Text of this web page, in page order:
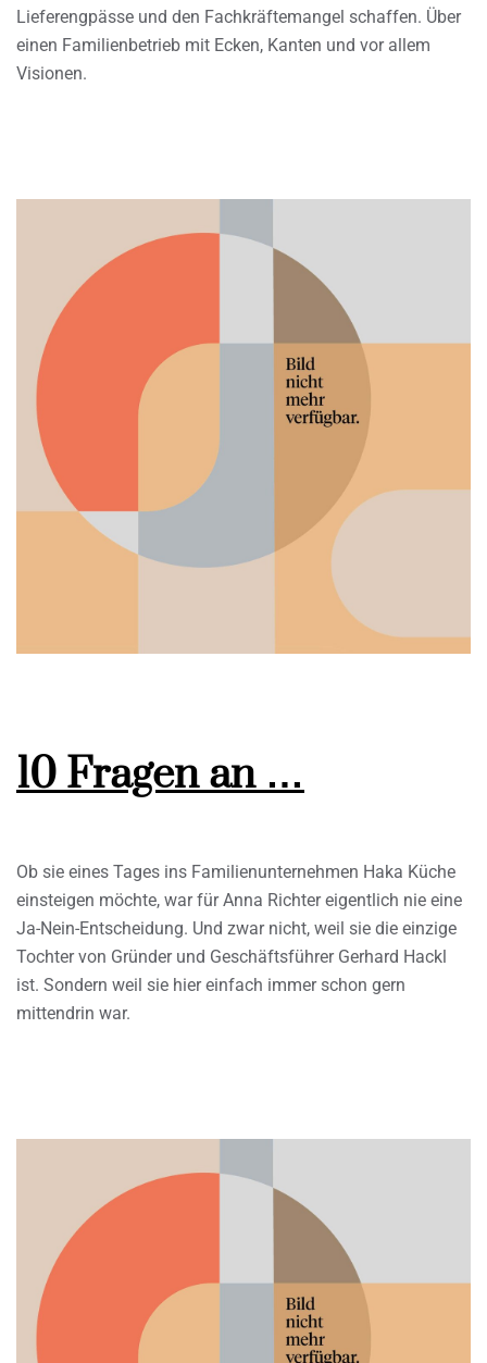
Lieferengpässe und den Fachkräftemangel schaffen. Über
einen Familienbetrieb mit Ecken, Kanten und vor allem
Visionen.
10 Fragen an …
Ob sie eines Tages ins Familienunternehmen Haka Küche
einsteigen möchte, war für Anna Richter eigentlich nie eine
Ja-Nein-Entscheidung. Und zwar nicht, weil sie die einzige
Tochter von Gründer und Geschäftsführer Gerhard Hackl
ist. Sondern weil sie hier einfach immer schon gern
mittendrin war.